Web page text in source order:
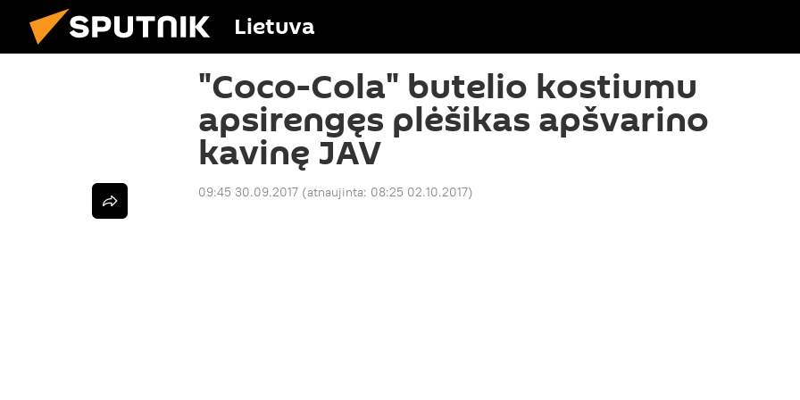
Lietuva
"Coco-Cola" butelio kostiumu
apsirengęs plėšikas apšvarino
kavinę JAV
09:45 30.09.2017 (atnaujinta: 08:25 02.10.2017)